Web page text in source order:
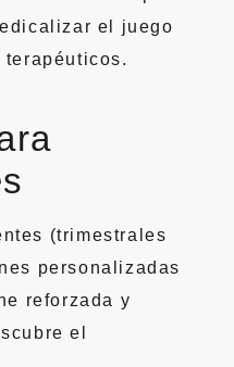
el juego
(trimestrales
personalizadas
reforzada y
el